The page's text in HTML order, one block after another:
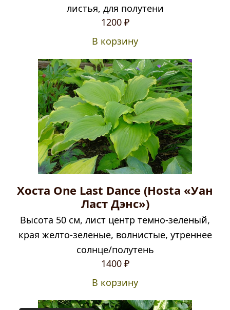
листья, для полутени
1200 ₽
В корзину
Хоста One Last Dance (Hosta «Уан
Ласт Дэнс»)
Высота 50 см, лист центр темно-зеленый,
края желто-зеленые, волнистые, утреннее
солнце/полутень
1400 ₽
В корзину